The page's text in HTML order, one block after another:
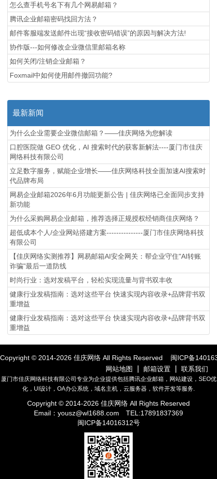
怎么查手机号名下有几个网易邮箱？
腾讯企业邮箱密码找回方法？
邮件客服端发送邮件出现“接收密码错误”的原因与解决方法!
协作版---如何修改企业微信里邮箱名称
如何关闭/注销企业邮箱？
Foxmail中如何使用邮件撤回功能?
最新新闻
为什么企业需要企业微信邮箱？——佳庆网络为您解读
口腔医院做 GEO 优化，AI 搜索时代的获客新解法----厦门市佳庆
网络科技有限公司
立足数字服务，赋能企业增长——佳庆网络科技全面加速AI搜索时
代品牌布局
网易企业邮箱2026年6月功能更新公告 | 佳庆网络已全面同步支持
新功能
为什么采购网易企业邮箱，推荐选择正规授权经销商佳庆网络？
超低成本个人/企业网站搭建方案---------------厦门市佳庆网络科技
有限公司
【佳庆网络实测推荐】网易邮箱AI安全网关：帮企业守住"AI转账
诈骗"最后一道防线
时尚行业：选对发稿平台，轻松实现流量与背书双丰收
健康行业发稿指南：选对这些平台 快速实现内容收录+品牌背书双
重增益
健康行业发稿指南：选对这些平台 快速实现内容收录+品牌背书双
重增益
Copyright © 2014-2026 佳庆网络 All Rights Reserved 闽ICP备
网站地图
邮箱设置 联系我们
厦门市佳庆网络科技有限公司专业为企业提供包括腾讯企业邮箱，网站建设，SEO优
化，UI设计，OA办公系统，域名主机，云服务器，软件开发等服务.
Copyright © 2014-2026 佳庆网络 All Rights Reserved
Email： yousz@wl1688.com
TEL:17891837369
闽ICP备14016312号